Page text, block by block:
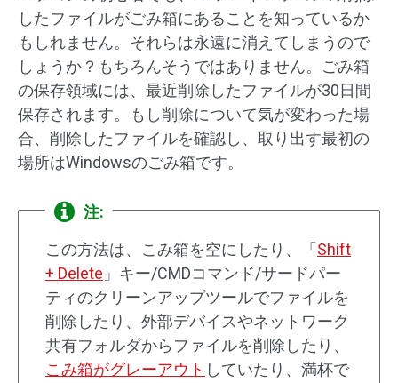
したファイルがごみ箱にあることを知っているか
もしれません。それらは永遠に消えてしまうので
しょうか？もちろんそうではありません。ごみ箱
の保存領域には、最近削除したファイルが30日間
保存されます。もし削除について気が変わった場
合、削除したファイルを確認し、取り出す最初の
場所はWindowsのごみ箱です。
注:
この方法は、こみ箱を空にしたり、「 Shift
+ Delete 」キー/CMDコマンド/サードパー
ティのクリーンアップツールでファイルを
削除したり、外部デバイスやネットワーク
共有フォルダからファイルを削除したり、
こみ箱がグレーアウト していたり、満杯で